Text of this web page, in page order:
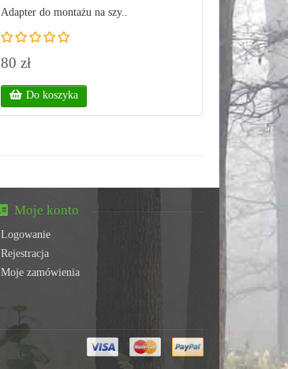
Adapter do montażu na szy..
80 zł
Do koszyka
Długość 75
55 zł
Do
Moje konto
Logowanie
Rejestracja
Moje zamówienia